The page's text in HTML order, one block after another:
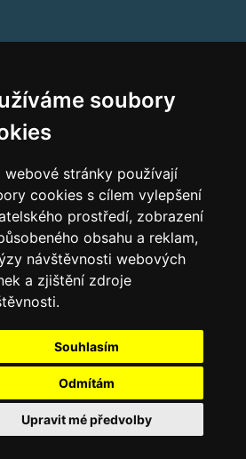
soubory
webové stránky používají
cookies s cílem vylepšení
prostředí, zobrazení
obsahu a reklam,
návštěvnosti webových
a zjištění zdroje
Souhlasím
Odmítám
Upravit mé předvolby
Rakousko
turistické oblasti, alpské ski areály